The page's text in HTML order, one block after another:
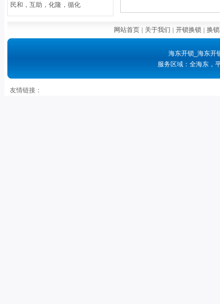
民和，互助，化隆，循化
网站首页 | 关于我们 | 开锁换锁 | 换
海东开锁_海东开
服务区域：全海东，
友情链接：